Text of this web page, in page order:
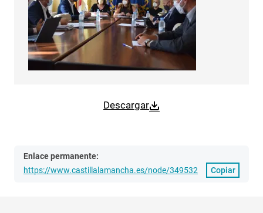
Descargar
Enlace permanente:
https://www.castillalamancha.es/node/349532
Copiar